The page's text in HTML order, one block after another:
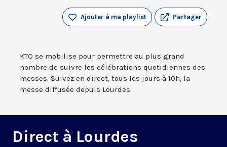
Partager
Ajouter à ma playlist
KTO se mobilise pour permettre au plus grand
nombre de suivre les célébrations quotidiennes des
messes. Suivez en direct, tous les jours à 10h, la
messe diffusée depuis Lourdes.
Direct à Lourdes